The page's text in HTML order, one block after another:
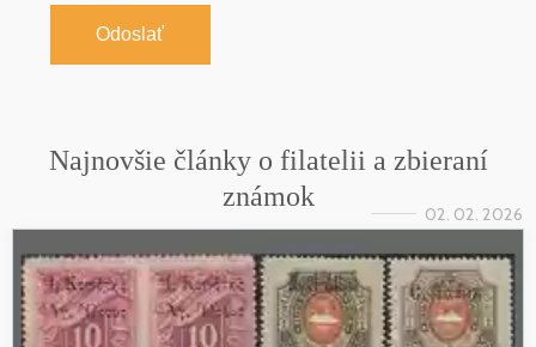
Odoslať
Najnovšie články o filatelii a zbieraní
známok
02. 02. 2026